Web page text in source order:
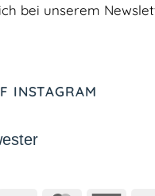
bei unserem
INSTAGRAM